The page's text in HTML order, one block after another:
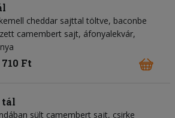
cheddar sajttal töltve, baconbe
camembert sajt, áfonyalekvár,
Ft
tál
sült camembert sajt, csirke